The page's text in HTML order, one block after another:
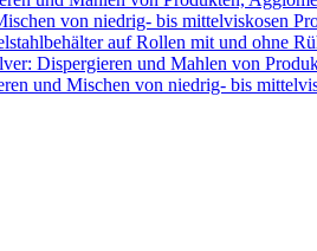
von niedrig- bis mittelviskosen
auf Rollen mit und ohne
Dispergieren und Mahlen von
und Mischen von niedrig- bis